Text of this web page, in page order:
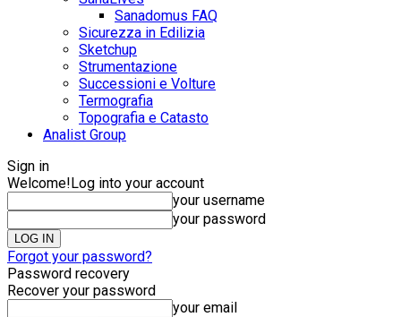
Sanadomus FAQ
Sicurezza in Edilizia
Sketchup
Strumentazione
Successioni e Volture
Termografia
Topografia e Catasto
Analist Group
Sign in
Welcome!Log into your account
your username
your password
Forgot your password?
Password recovery
Recover your password
your email